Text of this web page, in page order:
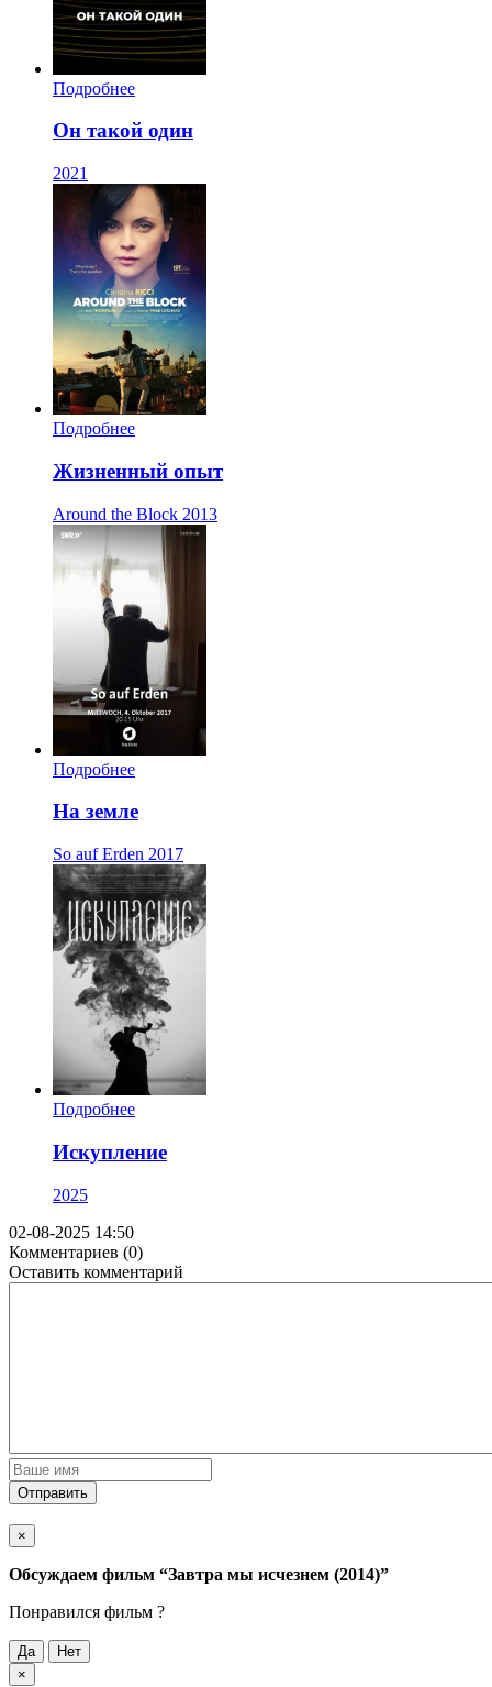
Подробнее
Он такой один
2021
Подробнее
Жизненный опыт
Around the Block 2013
Подробнее
На земле
So auf Erden 2017
Подробнее
Искупление
2025
02-08-2025 14:50
Комментариев (0)
Оставить комментарий
Отправить
×
Обсуждаем фильм “Завтра мы исчезнем (2014)”
Понравился фильм ?
Да
Нет
×